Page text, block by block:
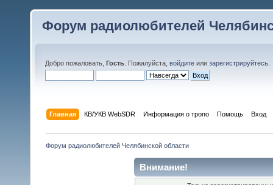
Форум радиолюбителей
Добро пожаловать, Гость . Пожалуйста, войдите или зарегистрируйтесь
Главная КВ/УКВ WebSDR Информация о тропо Помощь Вход
Форум радиолюбителей Челябинской области
Внимание!